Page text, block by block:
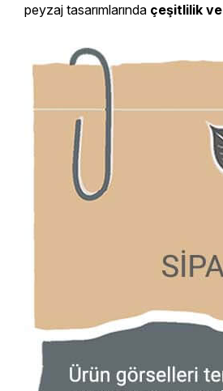
peyzaj tasarımlarında çeşitlilik